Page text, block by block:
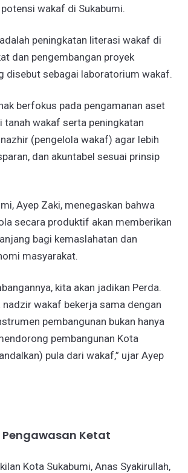
wakaf di Sukabumi.
peningkatan literasi wakaf di
dan pengembangan proyek
disebut sebagai laboratorium wakaf.
berfokus pada pengamanan aset
tanah wakaf serta peningkatan
(pengelola wakaf) agar lebih
dan akuntabel sesuai prinsip
Ayep Zaki, menegaskan bahwa
secara produktif akan memberikan
bagi kemaslahatan dan
masyarakat.
kita akan jadikan Perda.
wakaf bekerja sama dengan
pembangunan bukan hanya
pembangunan Kota
pula dari wakaf,” ujar Ayep
Ketat
Kota Sukabumi, Anas Syakirullah,